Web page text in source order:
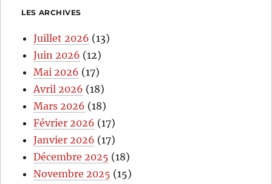
LES ARCHIVES
Juillet 2026 (13)
Juin 2026 (12)
Mai 2026 (17)
Avril 2026 (18)
Mars 2026 (18)
Février 2026 (17)
Janvier 2026 (17)
Décembre 2025 (18)
Novembre 2025 (15)